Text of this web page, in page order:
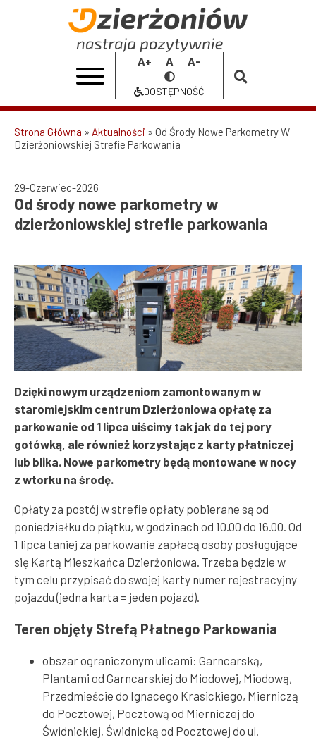
parkometry
w
strefie
parkowania
Urząd
Miasta
Dzierżoniów
Increase
font
Reset
font
size
Decrease
font
Przełącz
na
Dostępność
DOSTĘPNOŚĆ
Ścieżka
Strona Główna Aktualności
Od Środy Nowe Parkometry W
Dzierżoniowskiej Strefie Parkowania
29-Czerwiec-2026
Od środy nowe parkometry w
dzierżoniowskiej strefie parkowania
Dzięki nowym urządzeniom zamontowanym w
staromiejskim centrum Dzierżoniowa opłatę za
parkowanie od 1 lipca uiścimy tak jak do tej pory
gotówką, ale również korzystając z karty płatniczej
lub blika. Nowe parkometry będą montowane w nocy
z wtorku na środę.
Opłaty za postój w strefie opłaty pobierane są od
poniedziałku do piątku, w godzinach od 10.00 do 16.00. Od
1 lipca taniej za parkowanie zapłacą osoby posługujące
się Kartą Mieszkańca Dzierżoniowa. Trzeba będzie w
tym celu przypisać do swojej karty numer rejestracyjny
pojazdu (jedna karta = jeden pojazd).
Teren objęty Strefą Płatnego Parkowania
obszar ograniczonym ulicami: Garncarską,
Plantami od Garncarskiej do Miodowej, Miodową,
Przedmieście do Ignacego Krasickiego, Mierniczą
do Pocztowej, Pocztową od Mierniczej do
Świdnickiej, Świdnicką od Pocztowej do ul.